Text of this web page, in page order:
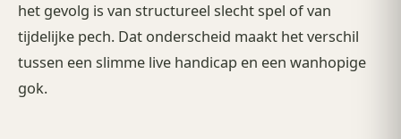
het gevolg is van structureel slecht spel of van
tijdelijke pech. Dat onderscheid maakt het verschil
tussen een slimme live handicap en een wanhopige
gok.